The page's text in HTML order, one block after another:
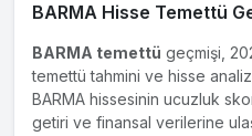
BARMA Hisse Temettü
BARMA temettü geçmişi,
temettü tahmini ve hisse
BARMA hissesinin ucuzluk
getiri ve finansal verilerine